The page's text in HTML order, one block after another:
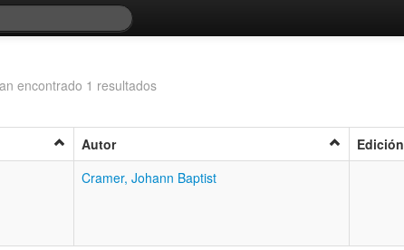
encontrado 1 resultados
Autor Edición
Cramer, Johann Baptist